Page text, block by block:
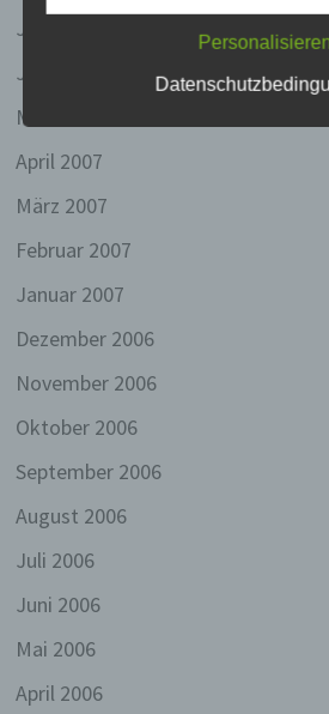
Juli 2007
Juni 2007
Mai 2007
April 2007
März 2007
Februar 2007
Januar 2007
Dezember 2006
November 2006
Oktober 2006
September 2006
August 2006
Juli 2006
Juni 2006
Mai 2006
April 2006
automatisierter Verfahren
Daten wie das Erheben,
die Anpassung oder
Offenlegung durch
Abgleich oder die
Einschränkung, das
Vernichtung.
Einschränkung der
Markierung gespeicherter
einzuschränken.
e) Profiling
Profiling ist jede Art der
darin besteht, dass diese
persönliche Aspekte, die